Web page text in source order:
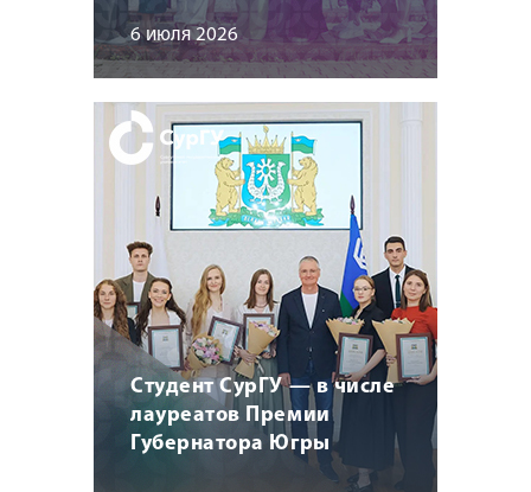
6 июля 2026
Студент СурГУ — в числе
лауреатов Премии
Губернатора Югры